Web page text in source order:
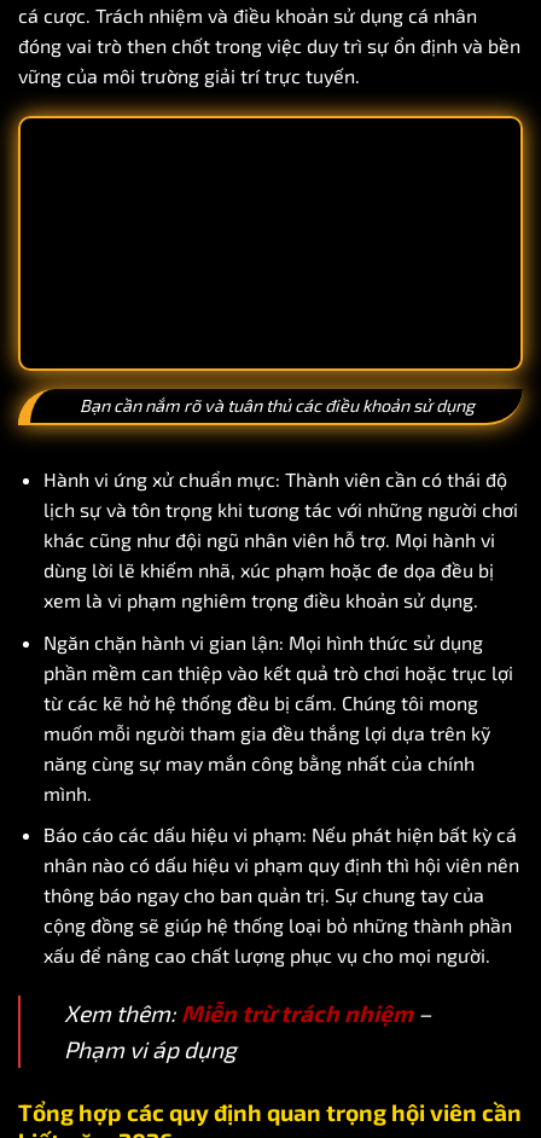
cá cược. Trách nhiệm và điều khoản sử dụng cá nhân
đóng vai trò then chốt trong việc duy trì sự ổn định và bền
vững của môi trường giải trí trực tuyến.
Bạn cần nắm rõ và tuân thủ các điều khoản sử dụng
Hành vi ứng xử chuẩn mực: Thành viên cần có thái độ
lịch sự và tôn trọng khi tương tác với những người chơi
khác cũng như đội ngũ nhân viên hỗ trợ. Mọi hành vi
dùng lời lẽ khiếm nhã, xúc phạm hoặc đe dọa đều bị
xem là vi phạm nghiêm trọng điều khoản sử dụng.
Ngăn chặn hành vi gian lận: Mọi hình thức sử dụng
phần mềm can thiệp vào kết quả trò chơi hoặc trục lợi
từ các kẽ hở hệ thống đều bị cấm. Chúng tôi mong
muốn mỗi người tham gia đều thắng lợi dựa trên kỹ
năng cùng sự may mắn công bằng nhất của chính
mình.
Báo cáo các dấu hiệu vi phạm: Nếu phát hiện bất kỳ cá
nhân nào có dấu hiệu vi phạm quy định thì hội viên nên
thông báo ngay cho ban quản trị. Sự chung tay của
cộng đồng sẽ giúp hệ thống loại bỏ những thành phần
xấu để nâng cao chất lượng phục vụ cho mọi người.
Xem thêm: Miễn trừ trách nhiệm–
Phạm vi áp dụng
Tổng hợp các quy định quan trọng hội viên cần